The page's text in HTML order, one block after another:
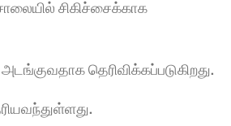
சிகிச்சைக்காக
தெரிவிக்கப்படுகிறது.